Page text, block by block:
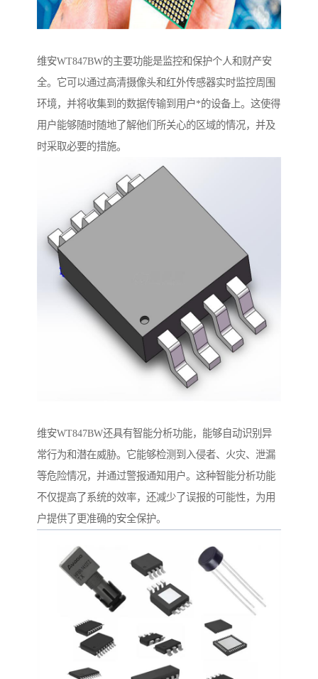
维安WT847BW的主要功能是监控和保护个人和财产安
全。它可以通过高清摄像头和红外传感器实时监控周围
环境，并将收集到的数据传输到用户*的设备上。这使得
用户能够随时随地了解他们所关心的区域的情况，并及
时采取必要的措施。
维安WT847BW还具有智能分析功能，能够自动识别异
常行为和潜在威胁。它能够检测到入侵者、火灾、泄漏
等危险情况，并通过警报通知用户。这种智能分析功能
不仅提高了系统的效率，还减少了误报的可能性，为用
户提供了更准确的安全保护。